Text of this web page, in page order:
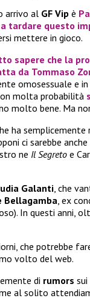
arrivo al GF Vip è
tardare questo
mettere in gioco.
sapere che la
da Tommaso
omosessuale e
molta probabilità
molto bene. Ma
ha
ci sarebbe anche
ne Il Segreto e
Galanti, che
Bellagamba, ex
In questi anni,
che potrebbe
volto del web.
di rumors
al solito